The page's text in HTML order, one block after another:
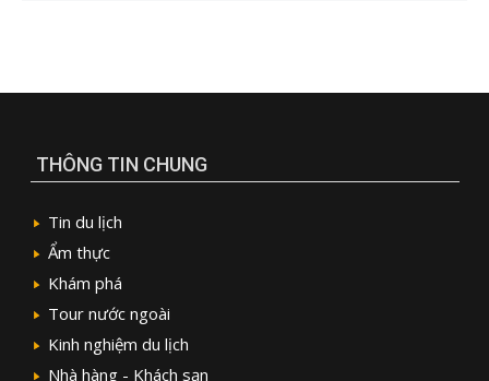
THÔNG TIN CHUNG
Tin du lịch
Ẩm thực
Khám phá
Tour nước ngoài
Kinh nghiệm du lịch
Nhà hàng - Khách sạn